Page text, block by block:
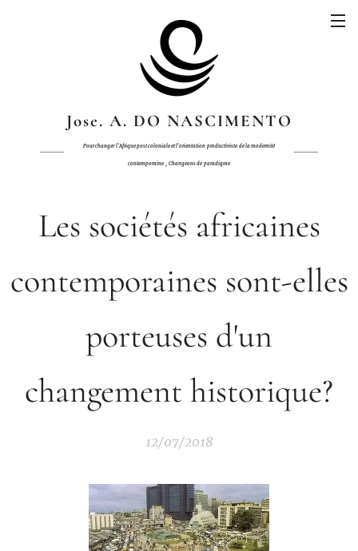
Jose. A. DO NASCIMENTO
Pour changer l'Afrique post coloniale et l'orientation productiviste dela modernité
contemporaine , Changeons de paradigme
Les sociétés africaines
contemporaines sont-elles
porteuses d'un
changement historique?
12/07/2018